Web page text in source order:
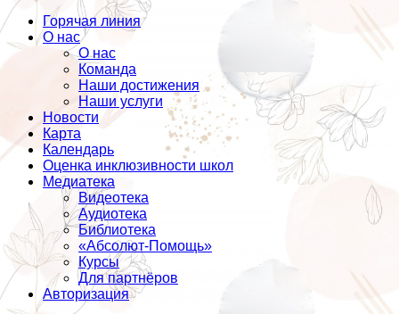
Горячая линия
О нас
О нас
Команда
Наши достижения
Наши услуги
Новости
Карта
Календарь
Оценка инклюзивности школ
Медиатека
Видеотека
Аудиотека
Библиотека
«Абсолют-Помощь»
Курсы
Для партнёров
Авторизация